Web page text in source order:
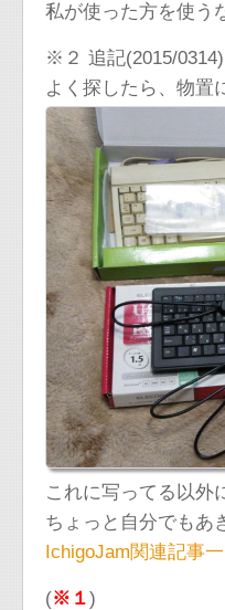
私が使った方を使う
※２ 追記(2015/0314)
よく探したら、物置
これに写ってる以
ちょっと自分でもあ
IchigoJam関連記事
(※１)